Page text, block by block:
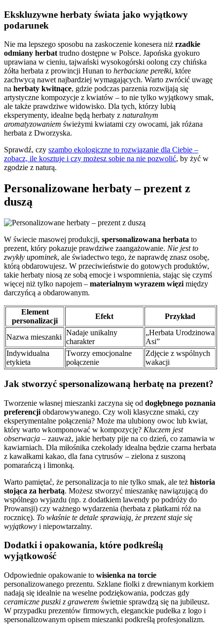
Ekskluzywne herbaty świata jako wyjątkowy
podarunek
Nie ma lepszego sposobu na zaskoczenie konesera niż rzadkie
odmiany herbattrudno dostępne w Polsce. Japońska gyokuro
uprawiana w cieniu, tajwański wysokogórski oolong czy chińska
żółta herbata z prowincji Hunan to herbaciane perełki, które
zachwycą nawet najbardziej wymagających. Warto zwrócić uwagę
na herbaty kwitnące, gdzie podczas parzenia rozwijają się
artystyczne kompozycje z kwiatów – to nie tylko wyjątkowy smak,
ale także prawdziwe widowisko. Dla tych, którzy lubią
eksperymenty, idealne będą herbaty z naturalnym
aromatyzowaniem świeżymi kwiatami czy owocami, jak różana
herbata z Dworzyska.
Sprawdź, czy szambo ekologiczne to rozwiązanie dla Ciebie –
zobacz, ile kosztuje i czy możesz sobie na nie pozwolić, by żyć w
zgodzie z naturą.
Personalizowane herbaty – prezent z
duszą
W świecie masowej produkcji, spersonalizowana herbata to
prezent, który pokazuje prawdziwe zaangażowanie. Nie jest to
zwykły upominek, ale świadectwo tego, że naprawdę znasz osobę,
którą obdarowujesz. W przeciwieństwie do gotowych produktów,
takie herbaty niosą ze sobą emocje i wspomnienia, stając się czymś
więcej niż tylko napojem – materialnym wyrazem więzi między
darczyńcą a obdarowanym.
Element
personalizacji
Efekt Przykład
Nazwa mieszanki
Nadaje unikalny
charakter
„Herbata Urodzinowa
Asi”
Indywidualna
etykieta
Tworzy emocjonalne
połączenie
Zdjęcie z wspólnych
wakacji
Jak stworzyć spersonalizowaną herbatę na prezent?
Tworzenie własnej mieszanki zaczyna się od dogłębnego poznania
preferencji obdarowywanego. Czy woli klasyczne smaki, czy
eksperymentalne połączenia? Może ma ulubiony owoc lub kwiat,
który warto wkomponować w kompozycję? Kluczem jest
obserwacja – zauważ, jakie herbaty pije na co dzień, co zamawia w
kawiarniach. Dla miłośnika czekolady idealna będzie czarna herbata
z kawałkami kakao, dla fana cytrusów – zielona z suszoną
pomarańczą i limonką.
Warto pamiętać, że personalizacja to nie tylko smak, ale też historia
stojąca za herbatą. Możesz stworzyć mieszankę nawiązującą do
wspólnego wyjazdu (np. z dodatkiem lawendy po podróży do
Prowansji) czy ważnego wydarzenia (herbata z płatkami róż na
rocznicę). To właśnie te detale sprawiają, że prezent staje się
wyjątkowy i niepowtarzalny.
Dodatki i opakowania, które podkreślą
wyjątkowość
Odpowiednie opakowanie to wisienka na torcie
personalizowanego prezentu. Szklane fiolki z drewnianym korkiem
nadają się idealnie na weselne podziękowania, podczas gdy
ceramiczne puszki z grawerem świetnie sprawdzą się na jubileusz.
W przypadku prezentów firmowych, eleganckie pudełka z logo i
spersonalizowanym opisem mieszanki podkreślą profesjonalizm.